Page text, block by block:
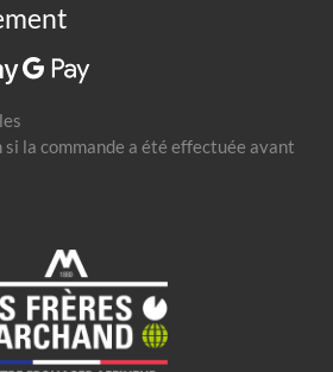
la commande a été effectuée avant